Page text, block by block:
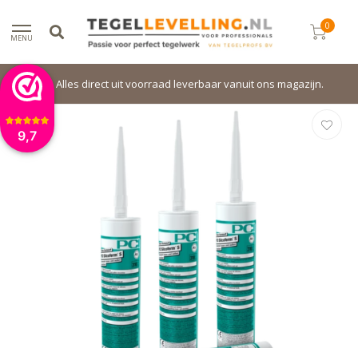
9,7
MENU
0
Alles direct uit voorraad leverbaar vanuit ons magazijn.